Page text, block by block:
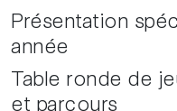
Présentation
année
Table ronde de
et parcours